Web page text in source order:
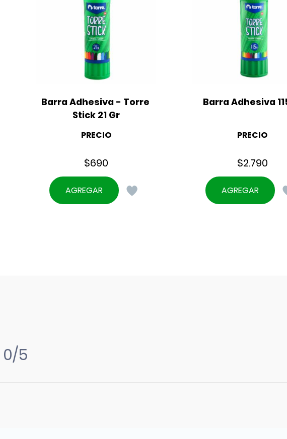
Barra Adhesiva - Torre
Stick 21 Gr
PRECIO
$690
AGREGAR
Barra Adhesiva
PRECIO
$2.790
AGREGAR
0/5